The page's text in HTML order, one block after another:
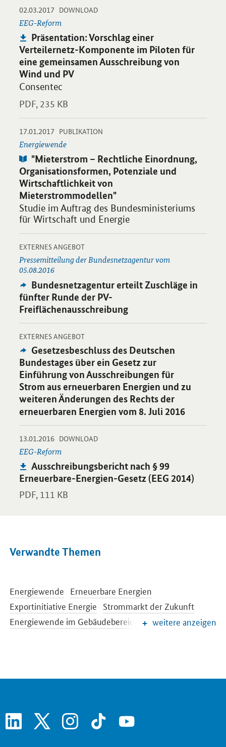
02.03.2017 -
DOWNLOAD-
EEG-Reform
Publikation:
Präsentation: Vorschlag einer
Verteilernetz-Komponente im Piloten für
eine gemeinsamen Ausschreibung von
Wind und PV
Consentec
PDF, 235 KB
Öffnet PDF "Präsentation: Vorschlag einer Verteilernetz-
17.01.2017 -
PUBLIKATION
Energiewende
Publikation:
"Mieterstrom – Rechtliche Einordnung,
Organisationsformen, Potenziale und
Wirtschaftlichkeit von
Mieterstrommodellen"
Studie im Auftrag des Bundesministeriums
für Wirtschaft und Energie
Öffnet PDF ""Mieterstrom – Rechtliche Einordnung,
EXTERNES ANGEBOT-
Pressemitteilung der Bundesnetzagentur vom
05.08.2016
Externes
Angebot:
Bundesnetzagentur erteilt Zuschläge in
fünfter Runde der PV-
Freiflächenausschreibung
Öffnet Einzelsicht
EXTERNES ANGEBOT-
Externes
Angebot:
Gesetzesbeschluss des Deutschen
Bundestages über ein Gesetz zur
Einführung von Ausschreibungen für
Strom aus erneuerbaren Energien und zu
weiteren Änderungen des Rechts der
erneuerbaren Energien vom 8. Juli 2016
Öffnet Einzelsicht
13.01.2016 -
DOWNLOAD-
EEG-Reform
Publikation:
Ausschreibungsbericht nach § 99
Erneuerbare-Energien-Gesetz (EEG 2014)
PDF, 111 KB
Öffnet PDF "Ausschreibungsbericht nach § 99 Erneuerbare-
Verwandte Themen
Energiewende Erneuerbare Energien
Exportinitiative Energie Strommarkt der Zukunft
Energiewende im Gebäudebereich
Energieeffizienz
Energiepreise und Transparenz für Verbraucher
weitere anzeigen
linkedin instagram tiktok youtube